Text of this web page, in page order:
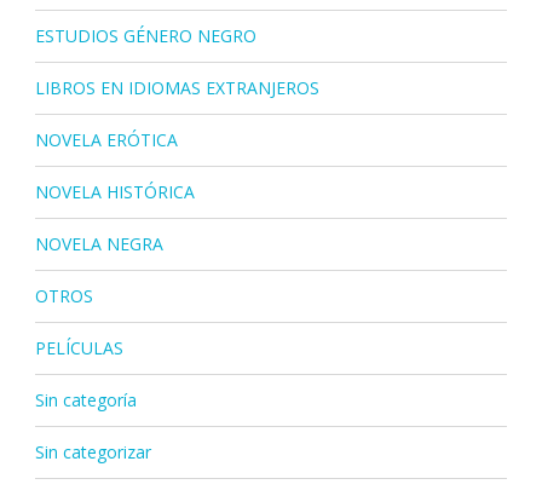
ESTUDIOS GÉNERO NEGRO
LIBROS EN IDIOMAS EXTRANJEROS
NOVELA ERÓTICA
NOVELA HISTÓRICA
NOVELA NEGRA
OTROS
PELÍCULAS
Sin categoría
Sin categorizar